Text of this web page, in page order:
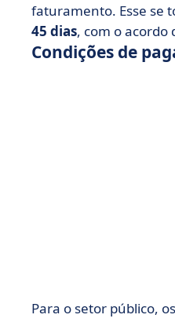
faturamento. Esse se
45 dias, com o acordo
Condições de
Para o setor público,